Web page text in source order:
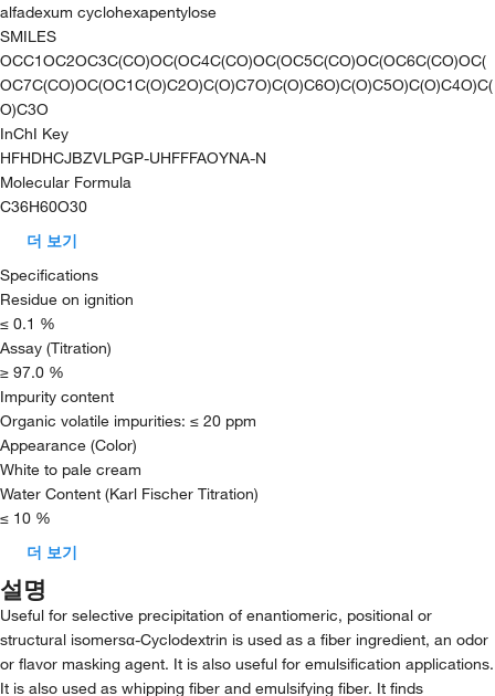
alfadexum cyclohexapentylose
SMILES
OCC1OC2OC3C(CO)OC(OC4C(CO)OC(OC5C(CO)OC(OC6C(CO)OC(
OC7C(CO)OC(OC1C(O)C2O)C(O)C7O)C(O)C6O)C(O)C5O)C(O)C4O)C(
O)C3O
InChI Key
HFHDHCJBZVLPGP-UHFFFAOYNA-N
Molecular Formula
C36H60O30
더 보기
Specifications
Residue on ignition
≤ 0.1 %
Assay (Titration)
≥ 97.0 %
Impurity content
Organic volatile impurities: ≤ 20 ppm
Appearance (Color)
White to pale cream
Water Content (Karl Fischer Titration)
≤ 10 %
더 보기
설명
Useful for selective precipitation of enantiomeric, positional or
structural isomersα-Cyclodextrin is used as a fiber ingredient, an odor
or flavor masking agent. It is also useful for emulsification applications.
It is also used as whipping fiber and emulsifying fiber. It finds